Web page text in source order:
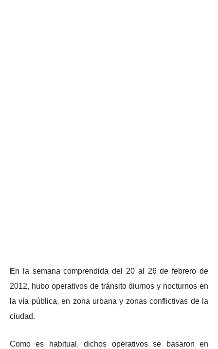
En la semana comprendida del 20 al 26 de febrero de
2012, hubo operativos de tránsito diurnos y nocturnos en
la vía pública, en zona urbana y zonas conflictivas de la
ciudad.
Como es habitual, dichos operativos se basaron en